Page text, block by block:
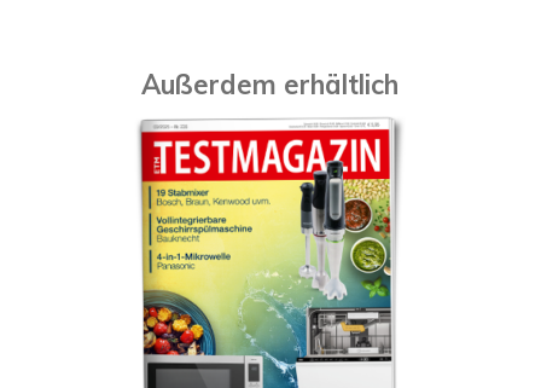
Außerdem erhältlich